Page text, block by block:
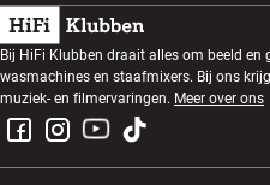
Algemene voorwaarden
Privacybeleid
Klantenclub
Luisteravond
Prijsvragen
Werken bij HiFi Klubben
Cadeaubonnen
Bouwen met geluid
Montage en installatie
Bij HiFi Klubben draait alles om beeld en
wasmachines en staafmixers. Bij ons
muziek- en filmervaringen. Meer over ons